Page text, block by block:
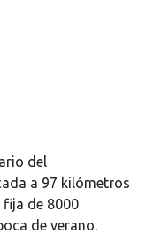
del
a 97 kilómetros
de 8000
de verano.